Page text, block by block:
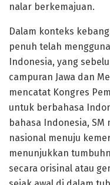
nalar berkemajuan.
Dalam konteks
penuh telah
Indonesia, yang
campuran Jawa dan
mencatat Kongres
untuk berbahasa
bahasa Indonesia,
nasional menuju
menunjukkan
secara orisinal atau